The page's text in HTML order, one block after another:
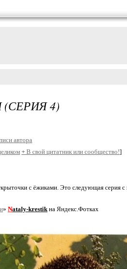
4)
автора
+ В свой цитатник или сообщество!]
с ёжиками. Это следующая серия
» Nataly-krestikна Яндекс.Фотках